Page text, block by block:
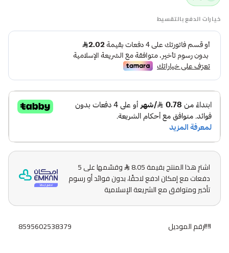
خيارات الدفع بالتقسيط
اشترِ هذا المنتج بقيمة 8.05
وقسّمها على 5
دفعات مع إمكان ادفع لاحقًا، بدون فوائد أو رسوم
تأخير ومتوافق مع الشريعة الإسلامية
رقم الموديل 8595602538379